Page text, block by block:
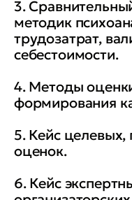
3.
методик
трудозатрат,
себестоимости.
4. Методы
формирования
5. Кейс
оценок.
6. Кейс